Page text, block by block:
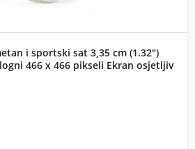
i sportski sat 3,35 cm (1.32")
466 x 466 pikseli Ekran osjetljiv